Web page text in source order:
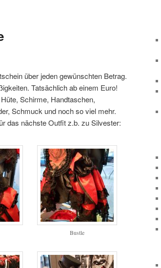
über jeden gewünschten Betrag.
Tatsächlich ab einem Euro!
Schirme, Handtaschen,
Schmuck und noch so viel mehr.
das nächste Outfit z.b. zu Silvester:
Bustle